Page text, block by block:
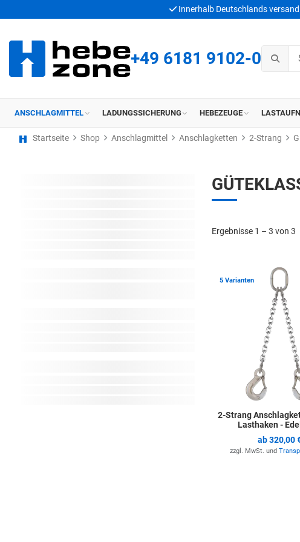
Innerhalb Deutschlands
+49 6181 9102-0
ANSCHLAGMITTEL LADUNGSSICHERUNG HEBEZEUGE
Startseite Shop Anschlagmittel Anschlagketten 2-Strang
Ergebnisse 1 – 3 von 3
5 Varianten
2-Strang
Lasthaken -
ab320,00
zzgl. MwSt. und